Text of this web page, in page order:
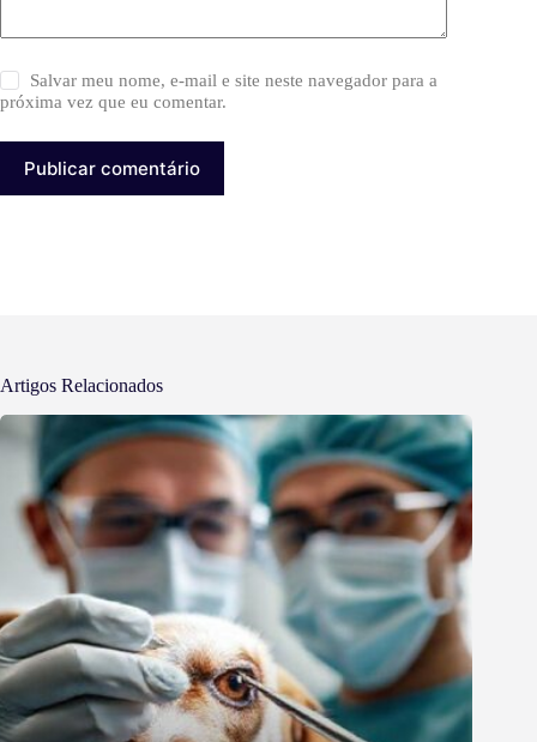
Salvar meu nome, e-mail e site neste navegador para a
próxima vez que eu comentar.
Publicar comentário
Artigos Relacionados